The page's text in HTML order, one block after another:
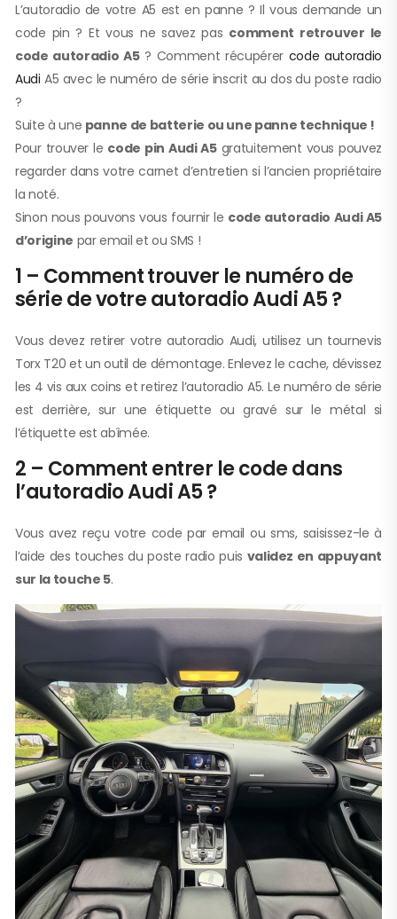
L’autoradio de votre A5 est en panne ? Il vous demande un
code pin ? Et vous ne savez pas comment retrouver le
code autoradio A5? Comment récupérer code autoradio
Audi A5 avec le numéro de série inscrit au dos du poste radio
?
Suite à une panne de batterie ou une panne technique !
Pour trouver le code pin Audi A5gratuitement vous pouvez
regarder dans votre carnet d’entretien si l’ancien propriétaire
la noté.
Sinon nous pouvons vous fournir le code autoradio Audi A5
d’origine par email et ou SMS !
1 – Comment trouver le numéro de
série de votre autoradio Audi A5 ?
Vous devez retirer votre autoradio Audi, utilisez un tournevis
Torx T20 et un outil de démontage. Enlevez le cache, dévissez
les 4 vis aux coins et retirez l’autoradio A5. Le numéro de série
est derrière, sur une étiquette ou gravé sur le métal si
l’étiquette est abîmée.
2 – Comment entrer le code dans
l’autoradio Audi A5 ?
Vous avez reçu votre code par email ou sms, saisissez-le à
l’aide des touches du poste radio puis validez en appuyant
sur la touche 5.